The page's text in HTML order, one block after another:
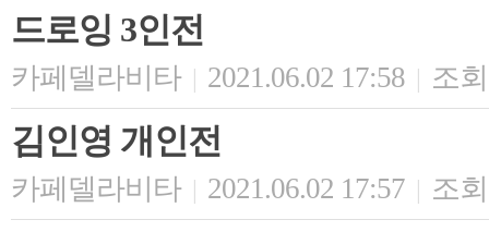
드로잉 3인전
카페델라비타 | 2021.06.02 17:58 | 조
김인영 개인전
카페델라비타 | 2021.06.02 17:57 | 조